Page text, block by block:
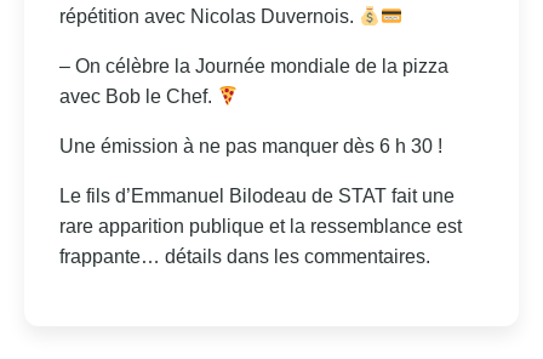
répétition avec Nicolas Duvernois.
– On célèbre la Journée mondiale de la pizza
avec Bob le Chef.
Une émission à ne pas manquer dès 6 h 30 !
Le fils d’Emmanuel Bilodeau de STAT fait une
rare apparition publique et la ressemblance est
frappante… détails dans les commentaires.